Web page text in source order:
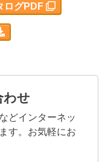
ログPDF
わせ
どインターネッ
す。お気軽にお